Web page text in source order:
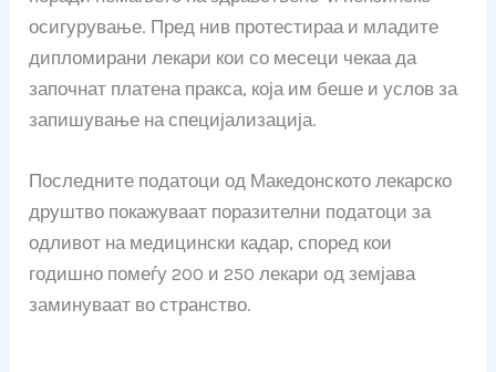
осигурување. Пред нив протестираа и младите
дипломирани лекари кои со месеци чекаа да
започнат платена пракса, која им беше и услов за
запишување на специјализација.
Последните податоци од Македонското лекарско
друштво покажуваат поразителни податоци за
одливот на медицински кадар, според кои
годишно помеѓу 200 и 250 лекари од земјава
заминуваат во странство.